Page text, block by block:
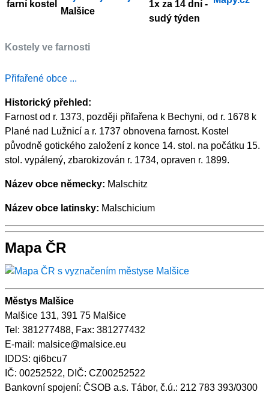
Kostely ve farnosti
farní kostel
Malšice
1x za 14 dní -
sudý týden
Přifařené obce ...
Historický přehled:
Farnost od r. 1373, později přifařena k Bechyni, od r. 1678 k
Plané nad Lužnicí a r. 1737 obnovena farnost. Kostel
původně gotického založení z konce 14. stol. na počátku 15.
stol. vypálený, zbarokizován r. 1734, opraven r. 1899.
Název obce německy: Malschitz
Název obce latinsky: Malschicium
Mapa ČR
Městys Malšice
Malšice 131, 391 75 Malšice
Tel: 381277488, Fax: 381277432
E-mail: malsice@malsice.eu
IDDS: qi6bcu7
IČ: 00252522, DIČ: CZ00252522
Bankovní spojení: ČSOB a.s. Tábor, č.ú.: 212 783 393/0300